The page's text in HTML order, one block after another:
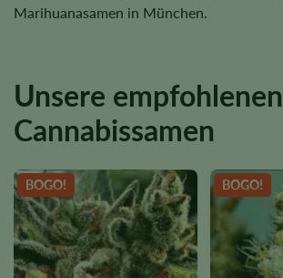
Marihuanasamen in München.
Unsere empfohlenen
Cannabissamen
BOGO! BOGO!